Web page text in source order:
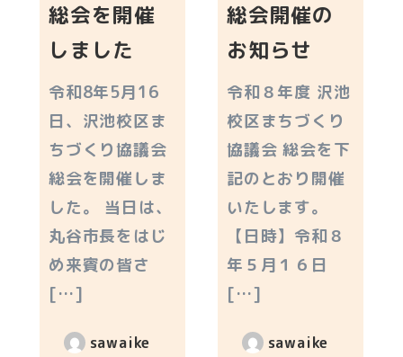
総会を開催
しました
令和8年5月16
日、沢池校区ま
ちづくり協議会
総会を開催しま
した。 当日は、
丸谷市長をはじ
め来賓の皆さ
[…]
sawaike
総会開催の
お知らせ
令和８年度 沢池
校区まちづくり
協議会 総会を下
記のとおり開催
いたします。
【日時】令和８
年５月１６日
[…]
sawaike